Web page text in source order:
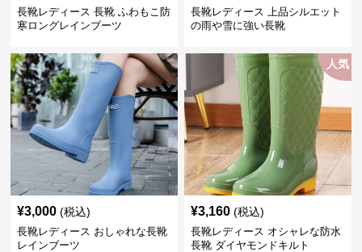
長靴レディース 長靴 ふわもこ防
寒ロングレインブーツ
長靴レディース 上品シルエット
の雨や雪に強い長靴
¥3,000 (税込)
長靴レディース おしゃれな長靴
レインブーツ
人気
¥3,160 (税込)
長靴レディース オシャレな防水
長靴 ダイヤモンドキルト